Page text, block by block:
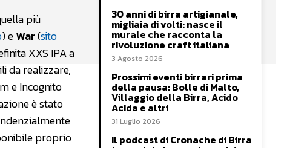
più
) eWar(sito
XXS IPA a
da realizzare,
e Incognito
è stato
proprio
30 anni di birra artigianale,
migliaia di volti: nasce il
murale che racconta la
rivoluzione craft italiana
3 Agosto 2026
Prossimi eventi birrari prima
della pausa: Bolle di Malto,
Villaggio della Birra, Acido
Acida e altri
31 Luglio 2026
Il podcast di Cronache di Birra